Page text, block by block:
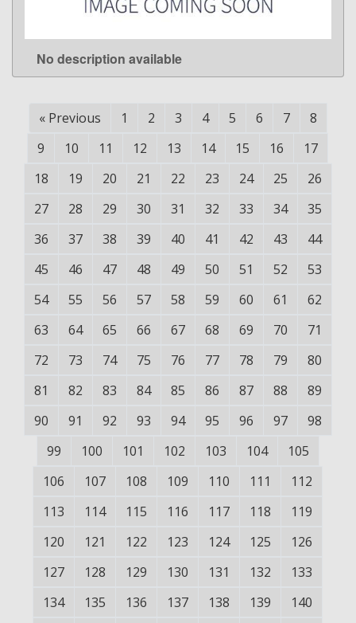
LEARN MORE
No description available
« Previous 1 2 3 4 5 6 7
8
9
10 11 12 13 14 15 16
17
18
19 20 21 22 23 24 25
26
27
28 29 30 31 32 33 34
35
36
37 38 39 40 41 42 43
44
45
46 47 48 49 50 51 52
53
54
55 56 57 58 59 60 61
62
63
64 65 66 67 68 69 70
71
72
73 74 75 76 77 78 79
80
81
82 83 84 85 86 87 88
89
90
91 92 93 94 95 96 97
98
99
100 101 102 103 104
105
106
107 108 109 110 111
112
113
114 115 116 117 118
119
120
121 122 123 124 125
126
127
128 129 130 131 132
133
134
135 136 137 138 139
140